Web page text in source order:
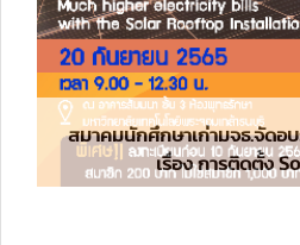
สมาคมนักศึกษาเก่ามจธ.จัดอ
เรื่อง การติดตั้ง